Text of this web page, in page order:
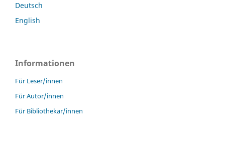
Deutsch
English
Informationen
Für Leser/innen
Für Autor/innen
Für Bibliothekar/innen